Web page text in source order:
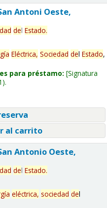
Antoni Oeste,
del Estado.
Eléctrica, Sociedad del Estado,
para préstamo: Signatura
al carrito
Antonio Oeste,
del Estado.
eléctrica, sociedad del